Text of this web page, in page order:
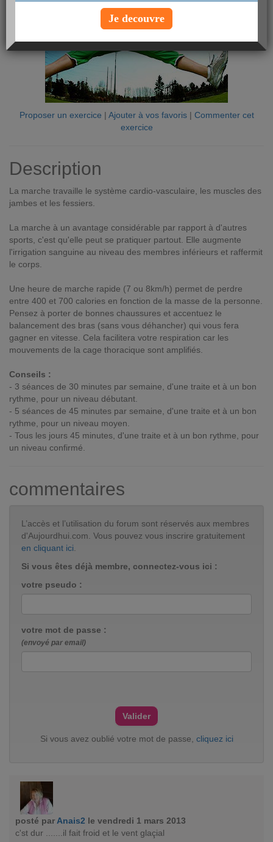
Proposer un exercice | Ajouter à vos favoris| Commenter cet
exercice
Description
La marche travaille le système cardio-vasculaire, les muscles des
jambes et les fessiers.
La marche à un avantage considérable par rapport à d'autres
sports, c'est qu'elle peut se pratiquer partout. Elle augmente
l'irrigation sanguine au niveau des membres inférieurs et raffermit
le corps.
Une heure de marche rapide (7 ou 8km/h) permet de perdre
entre 400 et 700 calories en fonction de la masse de la personne.
Pensez à porter de bonnes chaussures et accentuez le
balancement des bras (sans vous déhancher) qui vous fera
gagner en vitesse. Cela facilitera votre respiration car les
mouvements de la cage thoracique sont amplifiés.
Conseils :
- 3 séances de 30 minutes par semaine, d'une traite et à un bon
rythme, pour un niveau débutant.
- 5 séances de 45 minutes par semaine, d'une traite et à un bon
rythme, pour un niveau moyen.
- Tous les jours 45 minutes, d'une traite et à un bon rythme, pour
un niveau confirmé.
commentaires
L’accès et l’utilisation du forum sont réservés aux membres
d'Aujourdhui.com. Vous pouvez vous inscrire gratuitement
en cliquant ici
Si vous êtes déjà membre, connectez-vous ici :
votre pseudo :
votre mot de passe :
(envoyé par email)
Si vous avez oublié votre mot de passe, cliquez ici
posté par Anais2 le vendredi 1 mars 2013
c'st dur .......il fait froid et le vent glaçial
Je decouvre